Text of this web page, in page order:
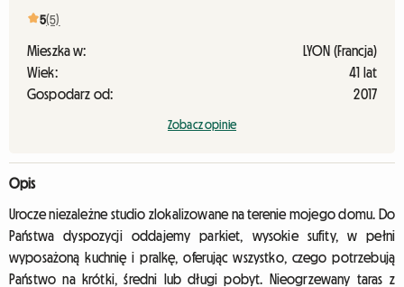
5(5)
Mieszka w:
LYON (Francja)
Wiek:
41 lat
Gospodarz od:
2017
Zobacz opinie
Opis
Urocze niezależne studio zlokalizowane na terenie mojego domu. Do
Państwa dyspozycji oddajemy parkiet, wysokie sufity, w pełni
wyposażoną kuchnię i pralkę, oferując wszystko, czego potrzebują
Państwo na krótki, średni lub długi pobyt. Nieogrzewany taras z